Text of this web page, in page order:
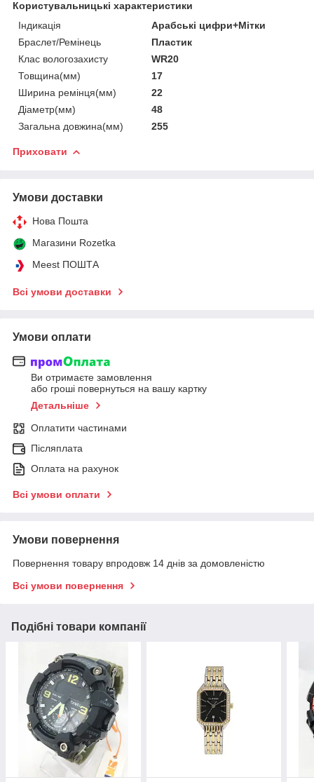
Користувальницькі характеристики
Індикація
Арабські цифри+Мітки
Браслет/Ремінець
Пластик
Клас вологозахисту
WR20
Товщина(мм)
17
Ширина ремінця(мм)
22
Діаметр(мм)
48
Загальна довжина(мм)
255
Приховати
Умови доставки
Нова Пошта
Магазини Rozetka
Meest ПОШТА
Всі умови доставки
Умови оплати
Ви отримаєте замовлення
або гроші повернуться на вашу картку
Детальніше
Оплатити частинами
Післяплата
Оплата на рахунок
Всі умови оплати
Умови повернення
Повернення товару впродовж 14 днів за домовленістю
Всі умови повернення
Подібні товари компанії